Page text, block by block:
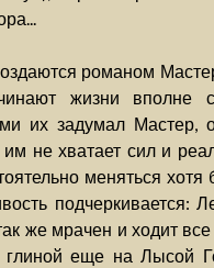
романом
жизни вполне
их задумал Мастер,
не хватает сил и
меняться
подчеркивается:
же мрачен и ходит
глиной еще на Лысой